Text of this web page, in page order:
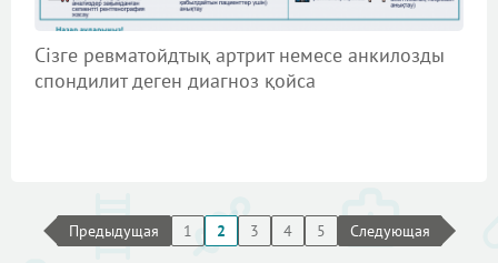
Сізге ревматойдтық артрит немесе анкилозды
спондилит деген диагноз қойса
Предыдущая 1 2 3 4 5 Следующая